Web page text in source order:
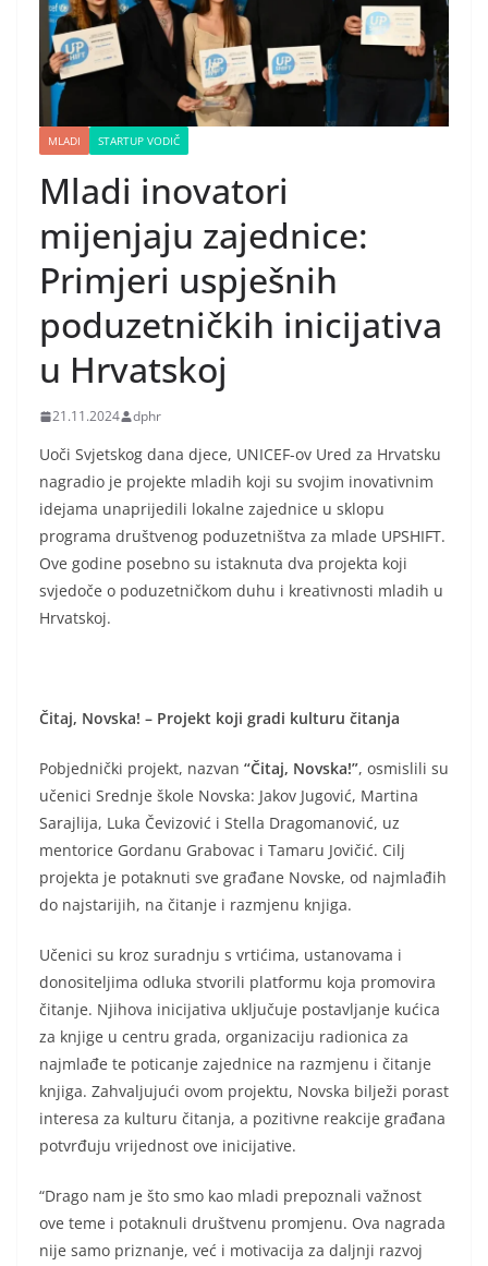
MLADI STARTUP VODIČ
Mladi inovatori
mijenjaju zajednice:
Primjeri uspješnih
poduzetničkih inicijativa
u Hrvatskoj
21.11.2024 dphr
Uoči Svjetskog dana djece, UNICEF-ov Ured za Hrvatsku
nagradio je projekte mladih koji su svojim inovativnim
idejama unaprijedili lokalne zajednice u sklopu
programa društvenog poduzetništva za mlade UPSHIFT.
Ove godine posebno su istaknuta dva projekta koji
svjedoče o poduzetničkom duhu i kreativnosti mladih u
Hrvatskoj.
Čitaj, Novska! – Projekt koji gradi kulturu čitanja
Pobjednički projekt, nazvan “Čitaj, Novska!”, osmislili su
učenici Srednje škole Novska: Jakov Jugović, Martina
Sarajlija, Luka Čevizović i Stella Dragomanović, uz
mentorice Gordanu Grabovac i Tamaru Jovičić. Cilj
projekta je potaknuti sve građane Novske, od najmlađih
do najstarijih, na čitanje i razmjenu knjiga.
Učenici su kroz suradnju s vrtićima, ustanovama i
donositeljima odluka stvorili platformu koja promovira
čitanje. Njihova inicijativa uključuje postavljanje kućica
za knjige u centru grada, organizaciju radionica za
najmlađe te poticanje zajednice na razmjenu i čitanje
knjiga. Zahvaljujući ovom projektu, Novska bilježi porast
interesa za kulturu čitanja, a pozitivne reakcije građana
potvrđuju vrijednost ove inicijative.
“Drago nam je što smo kao mladi prepoznali važnost
ove teme i potaknuli društvenu promjenu. Ova nagrada
nije samo priznanje, već i motivacija za daljnji razvoj